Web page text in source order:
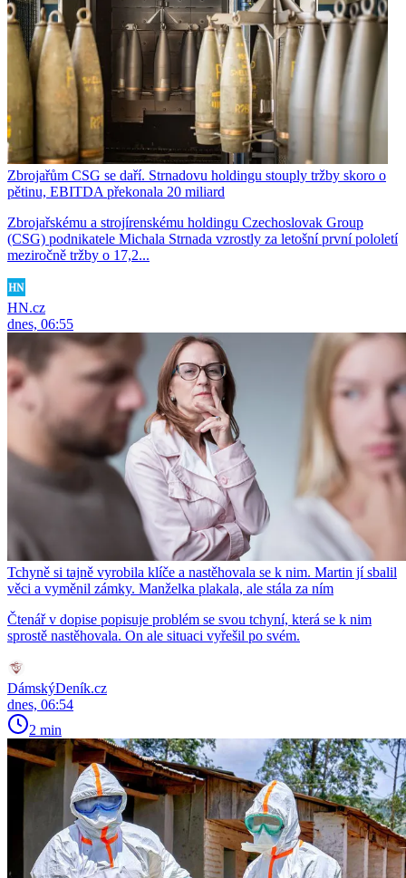
Zbrojařům CSG se daří. Strnadovu holdingu stouply tržby skoro o
pětinu, EBITDA překonala 20 miliard
Zbrojařskému a strojírenskému holdingu Czechoslovak Group
(CSG) podnikatele Michala Strnada vzrostly za letošní první pololetí
meziročně tržby o 17,2...
HN.cz
dnes, 06:55
Tchyně si tajně vyrobila klíče a nastěhovala se k nim. Martin jí sbalil
věci a vyměnil zámky. Manželka plakala, ale stála za ním
Čtenář v dopise popisuje problém se svou tchyní, která se k nim
sprostě nastěhovala. On ale situaci vyřešil po svém.
DámskýDeník.cz
dnes, 06:54
2 min